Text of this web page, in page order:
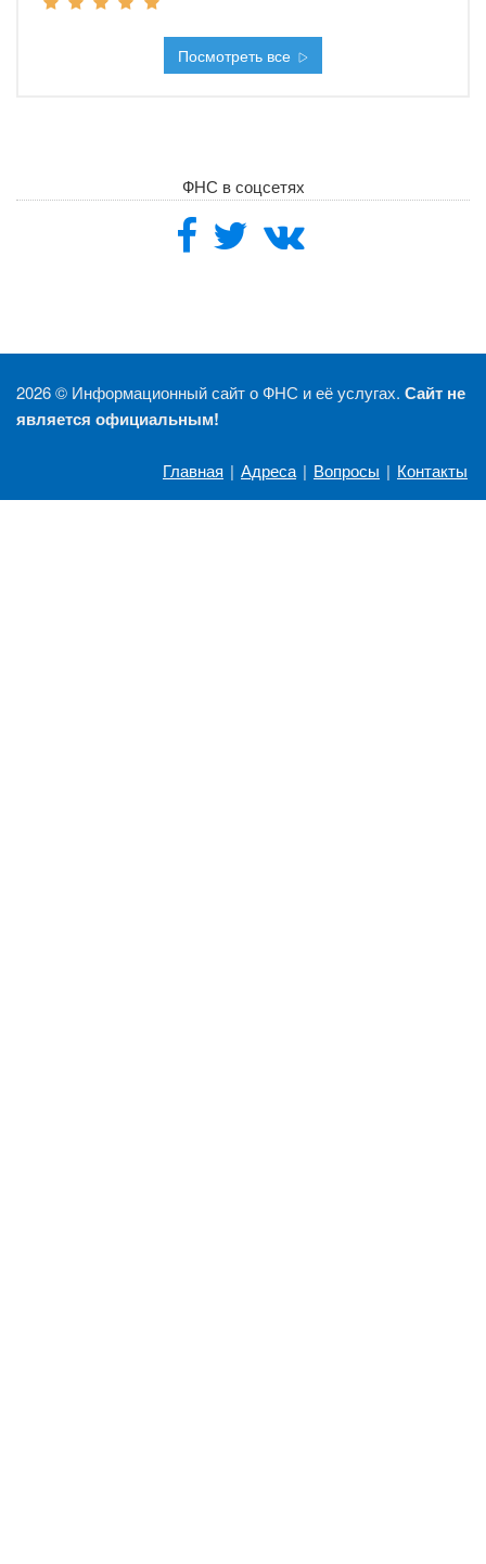
Посмотреть все
ФНС в соцсетях
2026 © Информационный сайт о ФНС и её услугах. Сайт не
является официальным!
Главная | Адреса | Вопросы | Контакты